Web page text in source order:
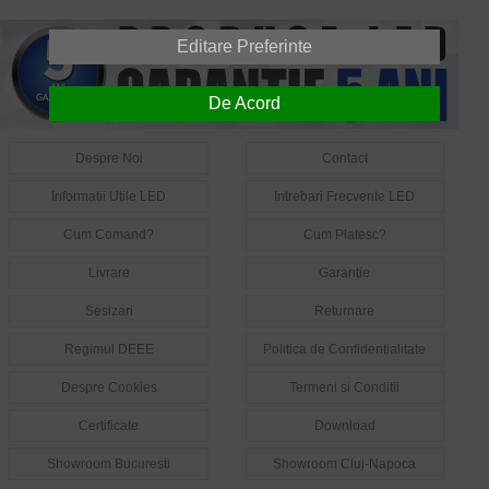
Despre Noi Contact
Informatii Utile LED Intrebari Frecvente LED
Cum Comand? Cum Platesc?
Livrare Garantie
Sesizari Returnare
Regimul DEEE Politica de Confidentialitate
Despre Cookies Termeni si Conditii
Certificate Download
Showroom Bucuresti Showroom Cluj-Napoca
Editare Preferinte
De Acord